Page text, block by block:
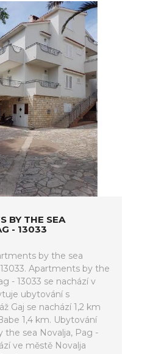
BY THE SEA
- 13033
by the sea
Apartments by the
- 13033 se nachází v
ubytování s
Gaj se nachází 1,2 km
1,4 km. Ubytování
the sea Novalja, Pag -
ve městě Novalja